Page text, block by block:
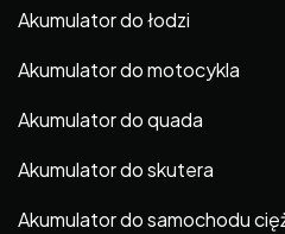
Akumulator do łodzi
Akumulator do motocykla
Akumulator do quada
Akumulator do skutera
Akumulator do samochodu